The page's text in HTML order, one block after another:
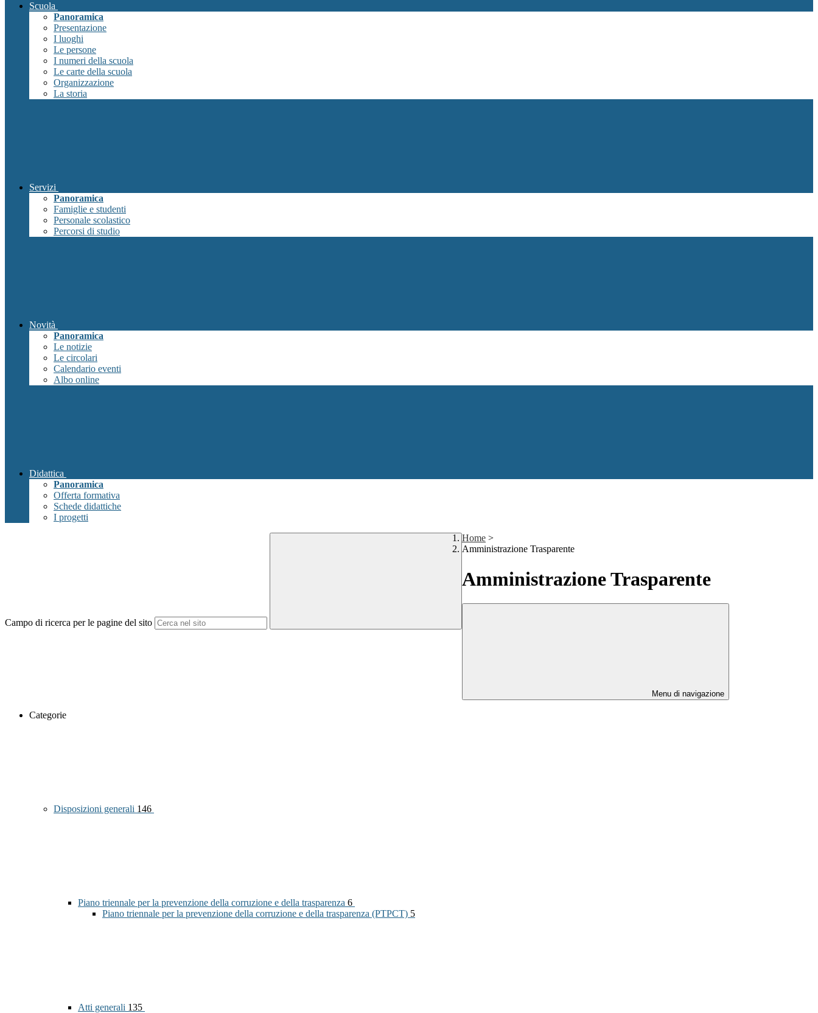
Scuola
Panoramica
Presentazione
I luoghi
Le persone
I numeri della scuola
Le carte della scuola
Organizzazione
La storia
Servizi
Panoramica
Famiglie e studenti
Personale scolastico
Percorsi di studio
Novità
Panoramica
Le notizie
Le circolari
Calendario eventi
Albo online
Didattica
Panoramica
Offerta formativa
Schede didattiche
I progetti
Campo di ricerca per le pagine del sito
Home >
Amministrazione Trasparente
Amministrazione Trasparente
Menu di navigazione
Categorie
Disposizioni generali 146
Piano triennale per la prevenzione della corruzione e della trasparenza 6
Piano triennale per la prevenzione della corruzione e della trasparenza (PTPCT) 5
Atti generali 135